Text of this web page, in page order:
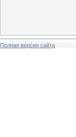
Полная версия сайта